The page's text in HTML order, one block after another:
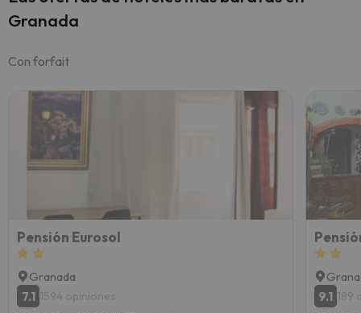
Granada
Con forfait
Pensión Eurosol
Granada
7.1 1594 opiniones
9.1 189